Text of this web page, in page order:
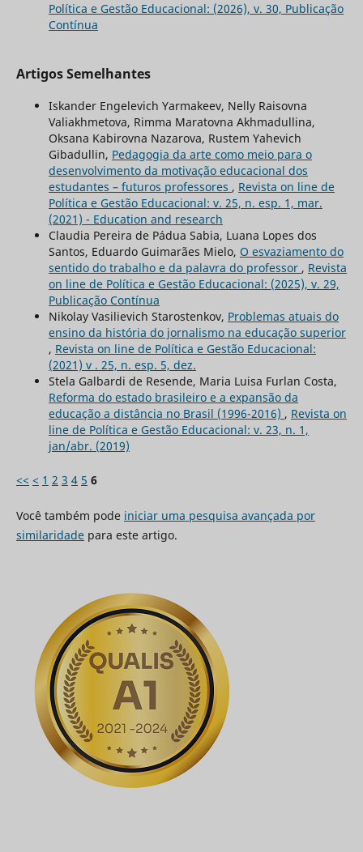
Política e Gestão Educacional: (2026), v. 30, Publicação
Contínua
Artigos Semelhantes
Iskander Engelevich Yarmakeev, Nelly Raisovna
Valiakhmetova, Rimma Maratovna Akhmadullina,
Oksana Kabirovna Nazarova, Rustem Yahevich
Gibadullin, Pedagogia da arte como meio para o
desenvolvimento da motivação educacional dos
estudantes – futuros professores , Revista on line de
Política e Gestão Educacional: v. 25, n. esp. 1, mar.
(2021) - Education and research
Claudia Pereira de Pádua Sabia, Luana Lopes dos
Santos, Eduardo Guimarães Mielo, O esvaziamento do
sentido do trabalho e da palavra do professor , Revista
on line de Política e Gestão Educacional: (2025), v. 29,
Publicação Contínua
Nikolay Vasilievich Starostenkov, Problemas atuais do
ensino da história do jornalismo na educação superior
, Revista on line de Política e Gestão Educacional:
(2021) v . 25, n. esp. 5, dez.
Stela Galbardi de Resende, Maria Luisa Furlan Costa,
Reforma do estado brasileiro e a expansão da
educação a distância no Brasil (1996-2016) , Revista on
line de Política e Gestão Educacional: v. 23, n. 1,
jan/abr. (2019)
<< < 1 2 3 4 5 6
Você também pode iniciar uma pesquisa avançada por
similaridadepara este artigo.